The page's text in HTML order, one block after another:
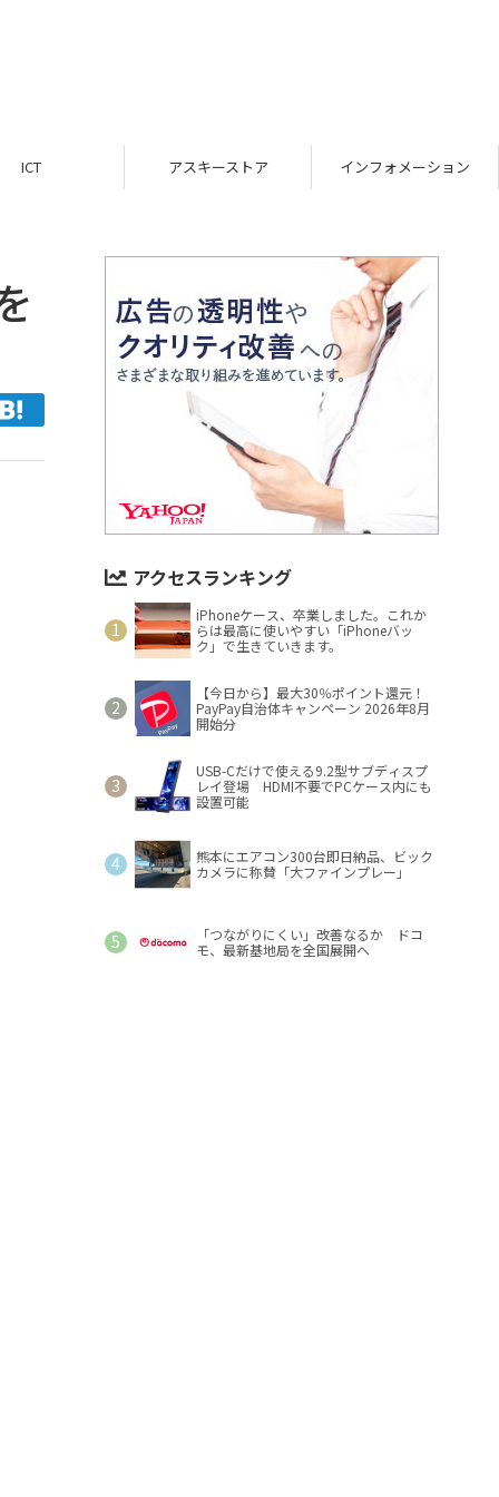
ICT アスキーストア インフォメーション
アクセスランキング
iPhoneケース、卒業しました。これか
らは最高に使いやすい「iPhoneバッ
ク」で生きていきます。
【今日から】最大30％ポイント還元！
PayPay自治体キャンペーン 2026年8月
開始分
USB-Cだけで使える9.2型サブディスプ
レイ登場 HDMI不要でPCケース内にも
設置可能
熊本にエアコン300台即日納品、ビック
カメラに称賛「大ファインプレー」
「つながりにくい」改善なるか ドコ
モ、最新基地局を全国展開へ